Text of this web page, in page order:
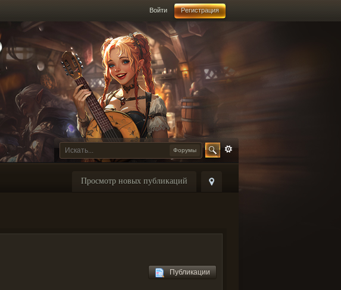
Войти Регистрация
Форумы
Просмотр новых публикаций
Публикации